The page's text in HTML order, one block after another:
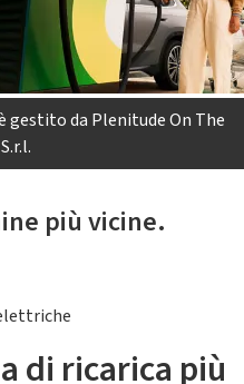
da Plenitude On The
più vicine.
di ricarica più